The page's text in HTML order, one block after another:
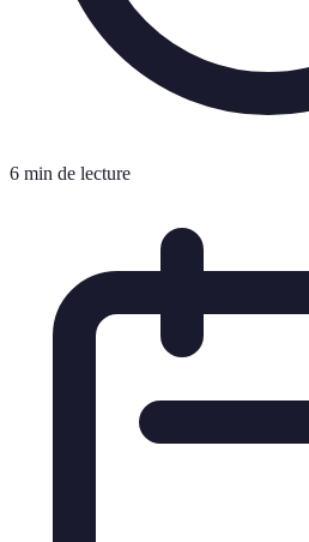
6 min de lecture